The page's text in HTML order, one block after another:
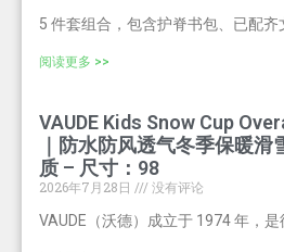
5 件套组合，包含护脊书包、已配齐
阅读更多 >>
VAUDE Kids Snow Cup
｜防水防风透气冬季保暖
质 – 尺寸：98
2026年7月28日
没有评论
VAUDE（沃德）成立于 1974 年，是